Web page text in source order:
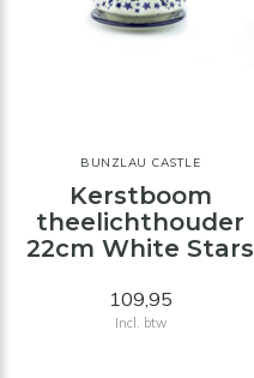
BUNZLAU CASTLE
Kerstboom
theelichthouder
22cm White Stars
109,95
Incl. btw